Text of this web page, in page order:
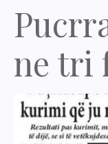
ne tri